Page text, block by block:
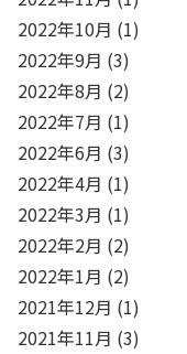
2022年10月 (1)
2022年9月 (3)
2022年8月 (2)
2022年7月 (1)
2022年6月 (3)
2022年4月 (1)
2022年3月 (1)
2022年2月 (2)
2022年1月 (2)
2021年12月 (1)
2021年11月 (3)